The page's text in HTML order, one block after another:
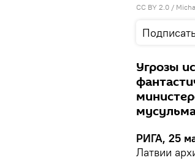
CC BY 2.0 /
Угрозы
РИГА, 25
Латвии